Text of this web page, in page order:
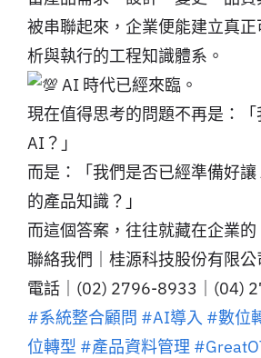
被串聯起來，企業便能建立真
析與執行的工程知識體系。
AI 時代已經來臨。
現在值得思考的問題不再是：「
AI？」
而是：「我們是否已經準備好
的產品知識？」
而這個答案，往往就藏在企業的
聯絡我們｜桂源科技股份有限公
電話｜(02) 2796-8933｜(04)
#系統整合顧問 #AI導入 #數位
位轉型 #產品資料管理